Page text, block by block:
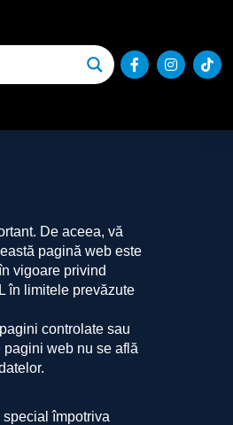
De aceea, vă
pagină web este
vigoare privind
în limitele prevăzute
controlate sau
web nu se află
împotriva